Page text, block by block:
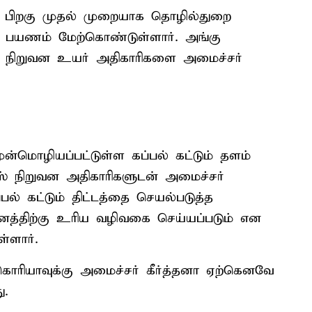
முதல் முறையாக தொழில்துறை
பயணம் மேற்கொண்டுள்ளார். அங்கு
உயர் அதிகாரிகளை அமைச்சர்
முன்மொழியப்பட்டுள்ள கப்பல் கட்டும் தளம்
அதிகாரிகளுடன் அமைச்சர்
கட்டும் திட்டத்தை செயல்படுத்த
உரிய வழிவகை செய்யப்படும் என
அமைச்சர் கீர்த்தனா ஏற்கெனவே